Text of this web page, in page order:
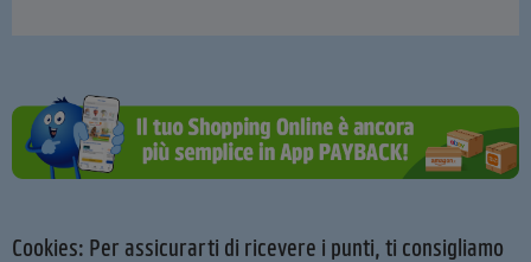
Cookies: Per assicurarti di ricevere i punti, ti consigliamo